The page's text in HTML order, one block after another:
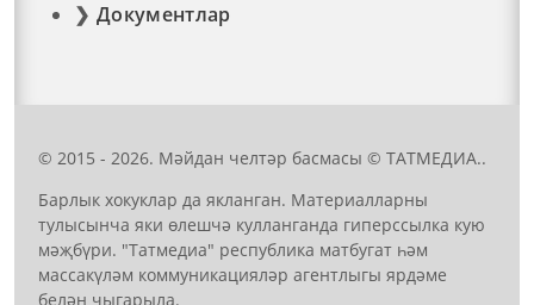
Документлар
© 2015 - 2026. Мәйдан челтәр басмасы © ТАТМЕДИА..
Барлык хокуклар да якланган. Материалларны
тулысынча яки өлешчә кулланганда гиперссылка кую
мәҗбүри. "Татмедиа" республика матбугат һәм
массакүләм коммуникацияләр агентлыгы ярдәме
белән чыгарыла.